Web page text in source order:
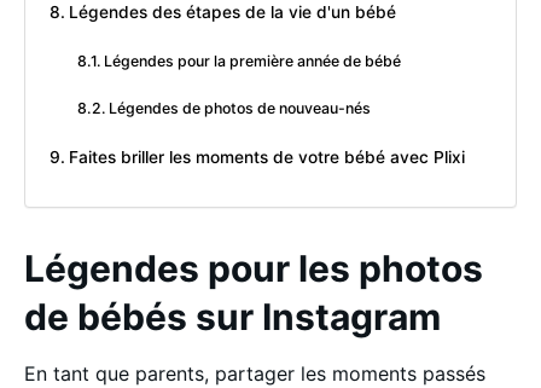
Légendes des étapes de la vie d'un bébé
Légendes pour la première année de bébé
Légendes de photos de nouveau-nés
Faites briller les moments de votre bébé avec Plixi
Légendes pour les photos
de bébés sur Instagram
En tant que parents, partager les moments passés